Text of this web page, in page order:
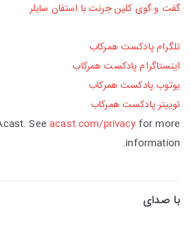
گفت و گوی کلین جرنت با استفان سایلر
تلگرام پادکست همرکاب
اینستاگرام پادکست همرکاب
یوتوب پادکست همرکاب
توییتر پادکست همرکاب
Seeacast.com/privacy for more
information.
با صدای